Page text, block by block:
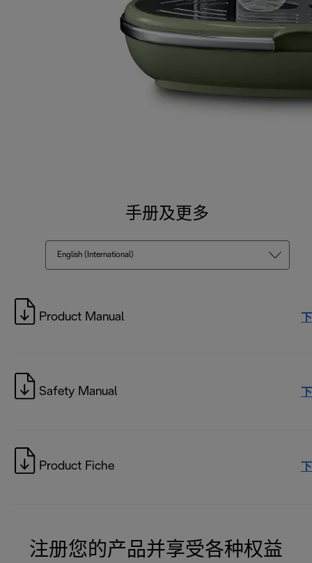
手册及更多
English (International)
Product Manual
Safety Manual
Product Fiche
注册您的产品并享受各种权益